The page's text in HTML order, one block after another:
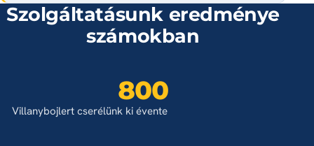
Szolgáltatásunk eredménye
számokban
800
Villanybojlert cserélünk ki évente